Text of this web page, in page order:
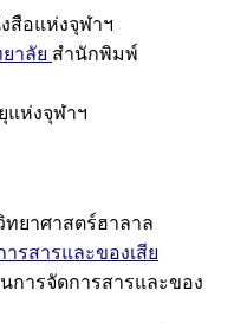
สือแห่งจุฬาฯ
าลัย สำนักพิมพ์
แห่งจุฬาฯ
ทยาศาสตร์ฮาลาล
รสารและของเสีย
การจัดการสารและของ